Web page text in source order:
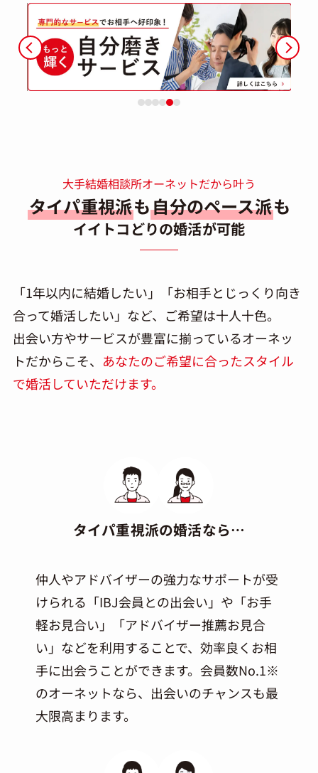
大手結婚相談所オーネットだから叶う
タイパ重視派も自分のペース派も
イイトコどりの婚活が可能
「1年以内に結婚したい」「お相手とじっくり向き
合って婚活したい」など、ご希望は十人十色。
出会い方やサービスが豊富に揃っているオーネッ
トだからこそ、 あなたのご希望に合ったスタイル
で婚活していただけます。
タイパ重視派の婚活なら…
仲人やアドバイザーの強力なサポートが受
けられる「IBJ会員との出会い」や「お手
軽お見合い」「アドバイザー推薦お見合
い」などを利用することで、効率良くお相
手に出会うことができます。会員数No.1※
のオーネットなら、出会いのチャンスも最
大限高まります。